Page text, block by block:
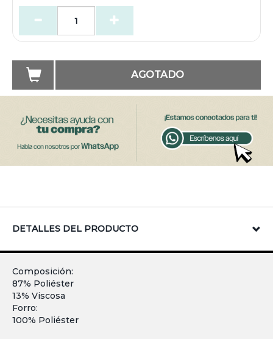
AGOTADO
DETALLES DEL PRODUCTO
Composición:
87% Poliéster
13% Viscosa
Forro:
100% Poliéster